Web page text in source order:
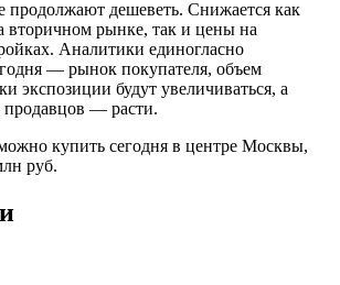
дешеветь. Снижается как
вторичном рынке, так и цены на
Аналитики единогласно
— рынок покупателя, объем
экспозиции будут увеличиваться, а
продавцов — расти.
купить сегодня в центре Москвы,
руб.